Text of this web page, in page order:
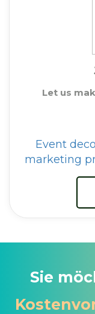
Let us
Event
marketing
Sie